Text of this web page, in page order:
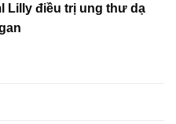
Lilly điều trị ung thư dạ